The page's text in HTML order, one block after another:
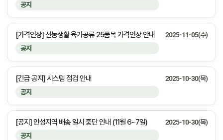
공지
공지
[가격인상] 선농생활 육가공류 25품목 가격인상 안내 2025-11-05(수)
공지
[긴급 공지] 시스템 점검 안내 2025-10-30(목)
공지
[공지] 안성지역 배송 일시 중단 안내 (11월 6~7일) 2025-10-30(목)